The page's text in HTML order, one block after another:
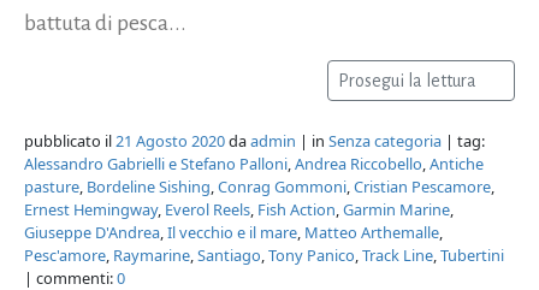
battuta di pesca...
Prosegui la lettura
pubblicato il21 Agosto 2020daadmin | in Senza categoria | tag:
Alessandro Gabrielli e Stefano Palloni,Andrea Riccobello,Antiche
pasture, Bordeline Sishing,Conrag Gommoni,Cristian Pescamore,
Ernest Hemingway, Everol Reels, Fish Action,Garmin Marine,
Giuseppe D'Andrea,Il vecchio e il mare, Matteo Arthemalle,
Pesc'amore, Raymarine,Santiago,Tony Panico,Track Line,Tubertini
| commenti:0